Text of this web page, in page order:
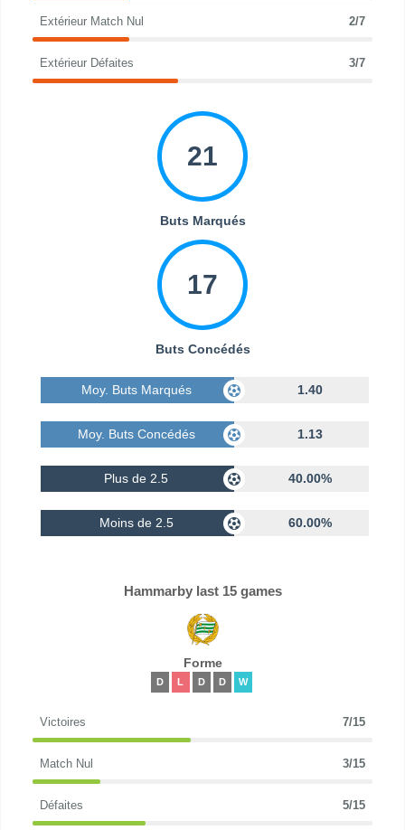
Extérieur Match Nul 2/7
Extérieur Défaites 3/7
21
Buts Marqués
17
Buts Concédés
Moy. Buts Marqués 1.40
Moy. Buts Concédés 1.13
Plus de 2.5 40.00%
Moins de 2.5 60.00%
Hammarby last 15 games
Forme
D L D D W
Victoires 7/15
Match Nul 3/15
Défaites 5/15